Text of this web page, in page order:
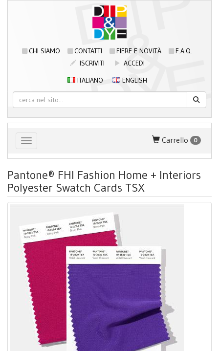
CHI SIAMO CONTATTI FIERE E NOVITÀ
F.A.Q.
ISCRIVITI
ACCEDI
ITALIANO
ENGLISH
Toggle navigation Carrello 0
Pantone® FHI Fashion Home + Interiors
Polyester Swatch Cards TSX